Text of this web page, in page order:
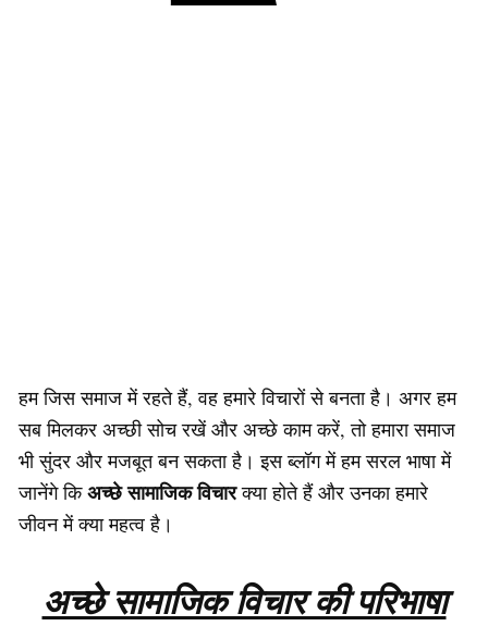
हम जिस समाज में रहते हैं, वह हमारे विचारों से बनता है। अगर हम
सब मिलकर अच्छी सोच रखें और अच्छे काम करें, तो हमारा समाज
भी सुंदर और मजबूत बन सकता है। इस ब्लॉग में हम सरल भाषा में
जानेंगे किअच्छे सामाजिक विचारक्या होते हैं और उनका हमारे
जीवन में क्या महत्व है।
अच्छे सामाजिक विचार की परिभाषा